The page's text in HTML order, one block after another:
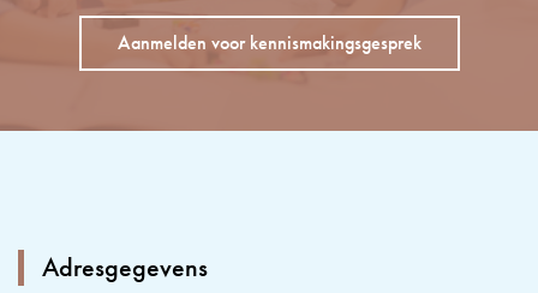
Aanmelden voor kennismakingsgesprek
Adresgegevens